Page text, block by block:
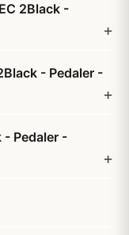
2Black -
- Pedaler -
- Pedaler -